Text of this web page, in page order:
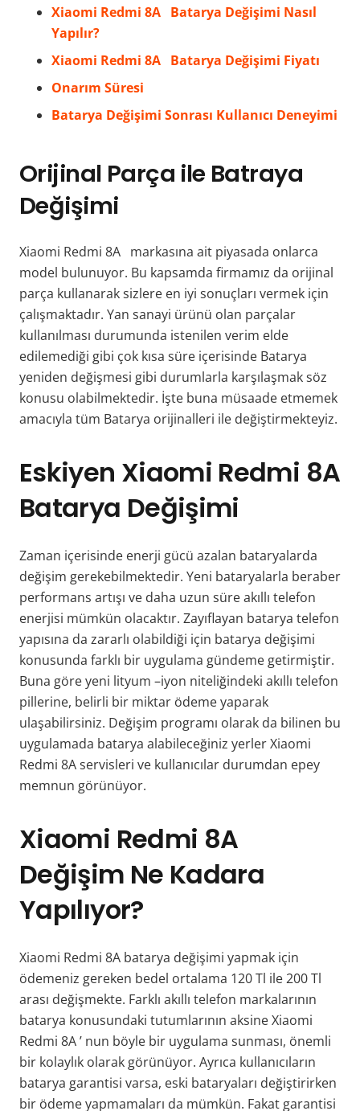
Xiaomi Redmi 8A Batarya Değişimi Nasıl
Yapılır?
Xiaomi Redmi 8A Batarya Değişimi Fiyatı
Onarım Süresi
Batarya Değişimi Sonrası Kullanıcı Deneyimi
Orijinal Parça ile Batraya
Değişimi
Xiaomi Redmi 8A markasına ait piyasada onlarca
model bulunuyor. Bu kapsamda firmamız da orijinal
parça kullanarak sizlere en iyi sonuçları vermek için
çalışmaktadır. Yan sanayi ürünü olan parçalar
kullanılması durumunda istenilen verim elde
edilemediği gibi çok kısa süre içerisinde Batarya
yeniden değişmesi gibi durumlarla karşılaşmak söz
konusu olabilmektedir. İşte buna müsaade etmemek
amacıyla tüm Batarya orijinalleri ile değiştirmekteyiz.
Eskiyen Xiaomi Redmi 8A
Batarya Değişimi
Zaman içerisinde enerji gücü azalan bataryalarda
değişim gerekebilmektedir. Yeni bataryalarla beraber
performans artışı ve daha uzun süre akıllı telefon
enerjisi mümkün olacaktır. Zayıflayan batarya telefon
yapısına da zararlı olabildiği için batarya değişimi
konusunda farklı bir uygulama gündeme getirmiştir.
Buna göre yeni lityum –iyon niteliğindeki akıllı telefon
pillerine, belirli bir miktar ödeme yaparak
ulaşabilirsiniz. Değişim programı olarak da bilinen bu
uygulamada batarya alabileceğiniz yerlerXiaomi
Redmi 8Aservisleri ve kullanıcılar durumdan epey
memnun görünüyor.
Xiaomi Redmi 8A
Değişim Ne Kadara
Yapılıyor?
Xiaomi Redmi 8A batarya değişimi yapmak için
ödemeniz gereken bedel ortalama 120 Tl ile 200 Tl
arası değişmekte. Farklı akıllı telefon markalarının
batarya konusundaki tutumlarının aksineXiaomi
Redmi 8A’ nun böyle bir uygulama sunması, önemli
bir kolaylık olarak görünüyor. Ayrıca kullanıcıların
batarya garantisi varsa, eski bataryaları değiştirirken
bir ödeme yapmamaları da mümkün. Fakat garantisi